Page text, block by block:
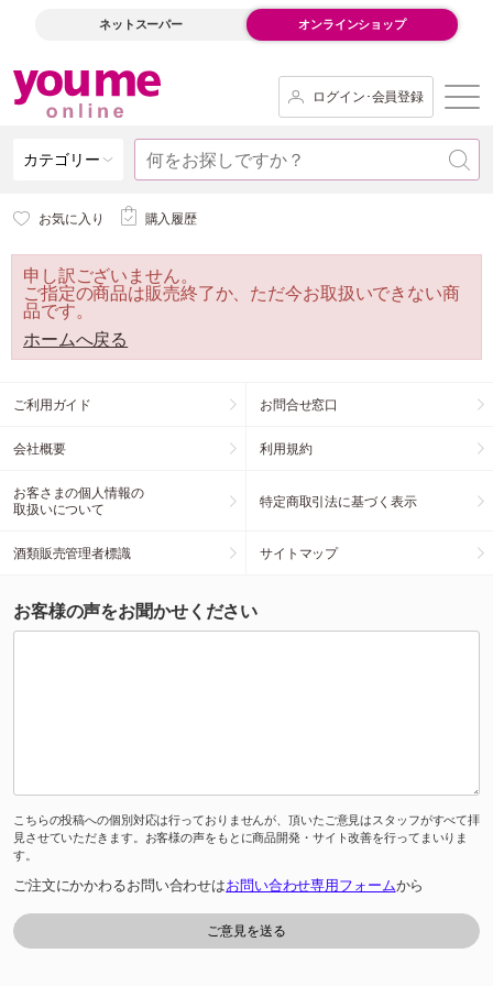
ネットスーパー オンラインショップ
ログイン･会員登録
カテゴリー
お気に入り 購入履歴
申し訳ございません。
ご指定の商品は販売終了か、ただ今お取扱いできない商
品です。
ホームへ戻る
ご利用ガイド お問合せ窓口
会社概要 利用規約
お客さまの個人情報の
取扱いについて
特定商取引法に基づく表示
酒類販売管理者標識 サイトマップ
お客様の声をお聞かせください
こちらの投稿への個別対応は行っておりませんが、頂いたご意見はスタッフがすべて拝
見させていただきます。お客様の声をもとに商品開発・サイト改善を行ってまいりま
す。
ご注文にかかわるお問い合わせはお問い合わせ専用フォームから